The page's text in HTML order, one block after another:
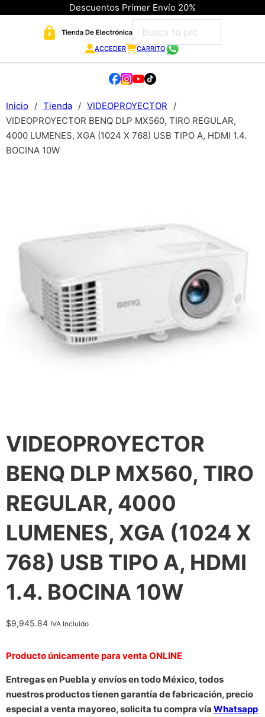
Descuentos Primer Envío 20%
ACCEDER CARRITO
Inicio / Tienda / VIDEOPROYECTOR
/
VIDEOPROYECTOR BENQ DLP MX560, TIRO REGULAR,
4000 LUMENES, XGA (1024 X 768) USB TIPO A, HDMI 1.4.
BOCINA 10W
VIDEOPROYECTOR
BENQ DLP MX560, TIRO
REGULAR, 4000
LUMENES, XGA (1024 X
768) USB TIPO A, HDMI
1.4. BOCINA 10W
$9,945.84 IVA Incluido
Producto únicamente para venta ONLINE
Entregas en Puebla y envíos en todo México, todos
nuestros productos tienen garantía de fabricación, precio
especial a venta mayoreo, solicita tu compra vía Whatsapp